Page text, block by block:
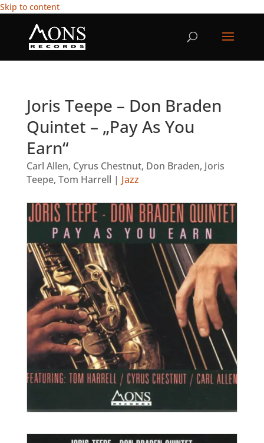
Skip to content
Joris Teepe – Don Braden
Quintet – „Pay As You
Earn“
Carl Allen, Cyrus Chestnut, Don Braden, Joris
Teepe, Tom Harrell | Jazz